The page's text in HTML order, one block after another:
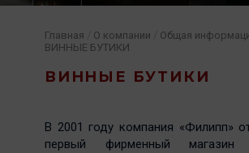
ВИННЫЕ БУТИКИ
Главная О компании Общая
ВИННЫЕ БУТИКИ
В 2001 году компания «Филипп»
первый фирменный